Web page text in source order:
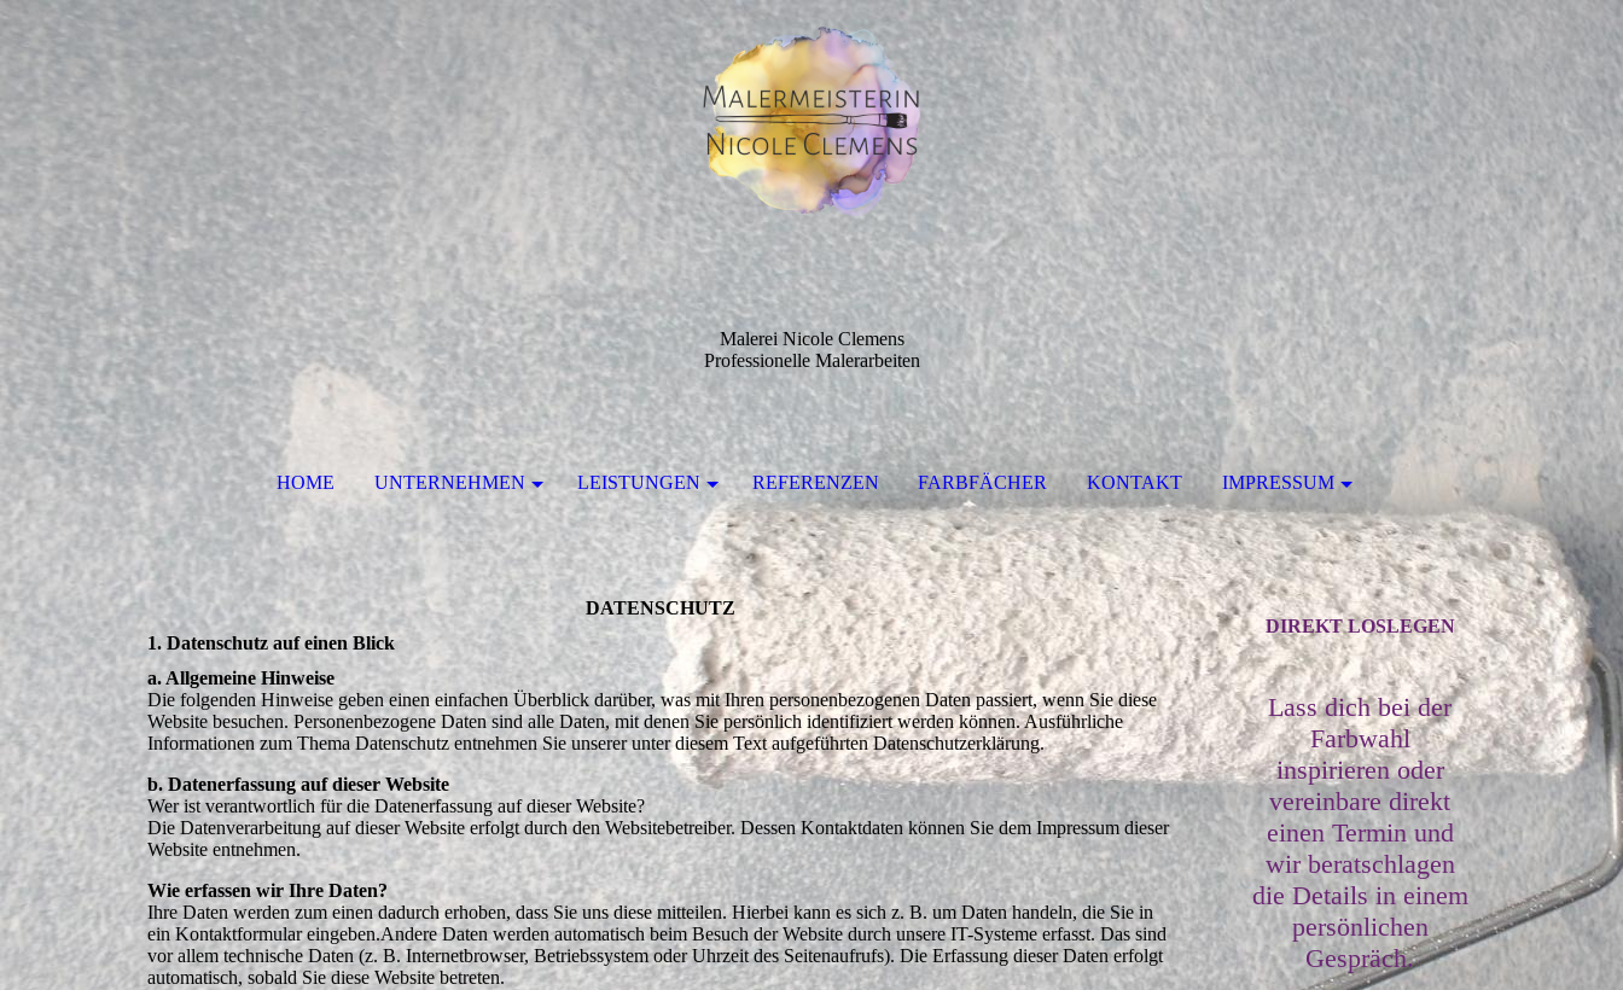
Malerei Nicole Clemens
Professionelle Malerarbeiten
HOME UNTERNEHMEN LEISTUNGEN REFERENZEN FARBFÄCHER KONTAKT IMPRESSUM
DATENSCHUTZ
1. Datenschutz auf einen Blick
a. Allgemeine Hinweise
Die folgenden Hinweise geben einen einfachen Überblick darüber, was mit Ihren personenbezogenen Daten passiert, wenn Sie diese
Website besuchen. Personenbezogene Daten sind alle Daten, mit denen Sie persönlich identifiziert werden können. Ausführliche
Informationen zum Thema Datenschutz entnehmen Sie unserer unter diesem Text aufgeführten Datenschutzerklärung.
b. Datenerfassung auf dieser Website
Wer ist verantwortlich für die Datenerfassung auf dieser Website?
Die Datenverarbeitung auf dieser Website erfolgt durch den Websitebetreiber. Dessen Kontaktdaten können Sie dem Impressum dieser
Website entnehmen.
Wie erfassen wir Ihre Daten?
Ihre Daten werden zum einen dadurch erhoben, dass Sie uns diese mitteilen. Hierbei kann es sich z. B. um Daten handeln, die Sie in
ein Kontaktformular eingeben.Andere Daten werden automatisch beim Besuch der Website durch unsere IT-Systeme erfasst. Das sind
vor allem technische Daten (z. B. Internetbrowser, Betriebssystem oder Uhrzeit des Seitenaufrufs). Die Erfassung dieser Daten erfolgt
automatisch, sobald Sie diese Website betreten.
DIREKT LOSLEGEN
Lass dich bei der
Farbwahl
inspirieren oder
vereinbare direkt
einen Termin und
wir beratschlagen
die Details in einem
persönlichen
Gespräch.